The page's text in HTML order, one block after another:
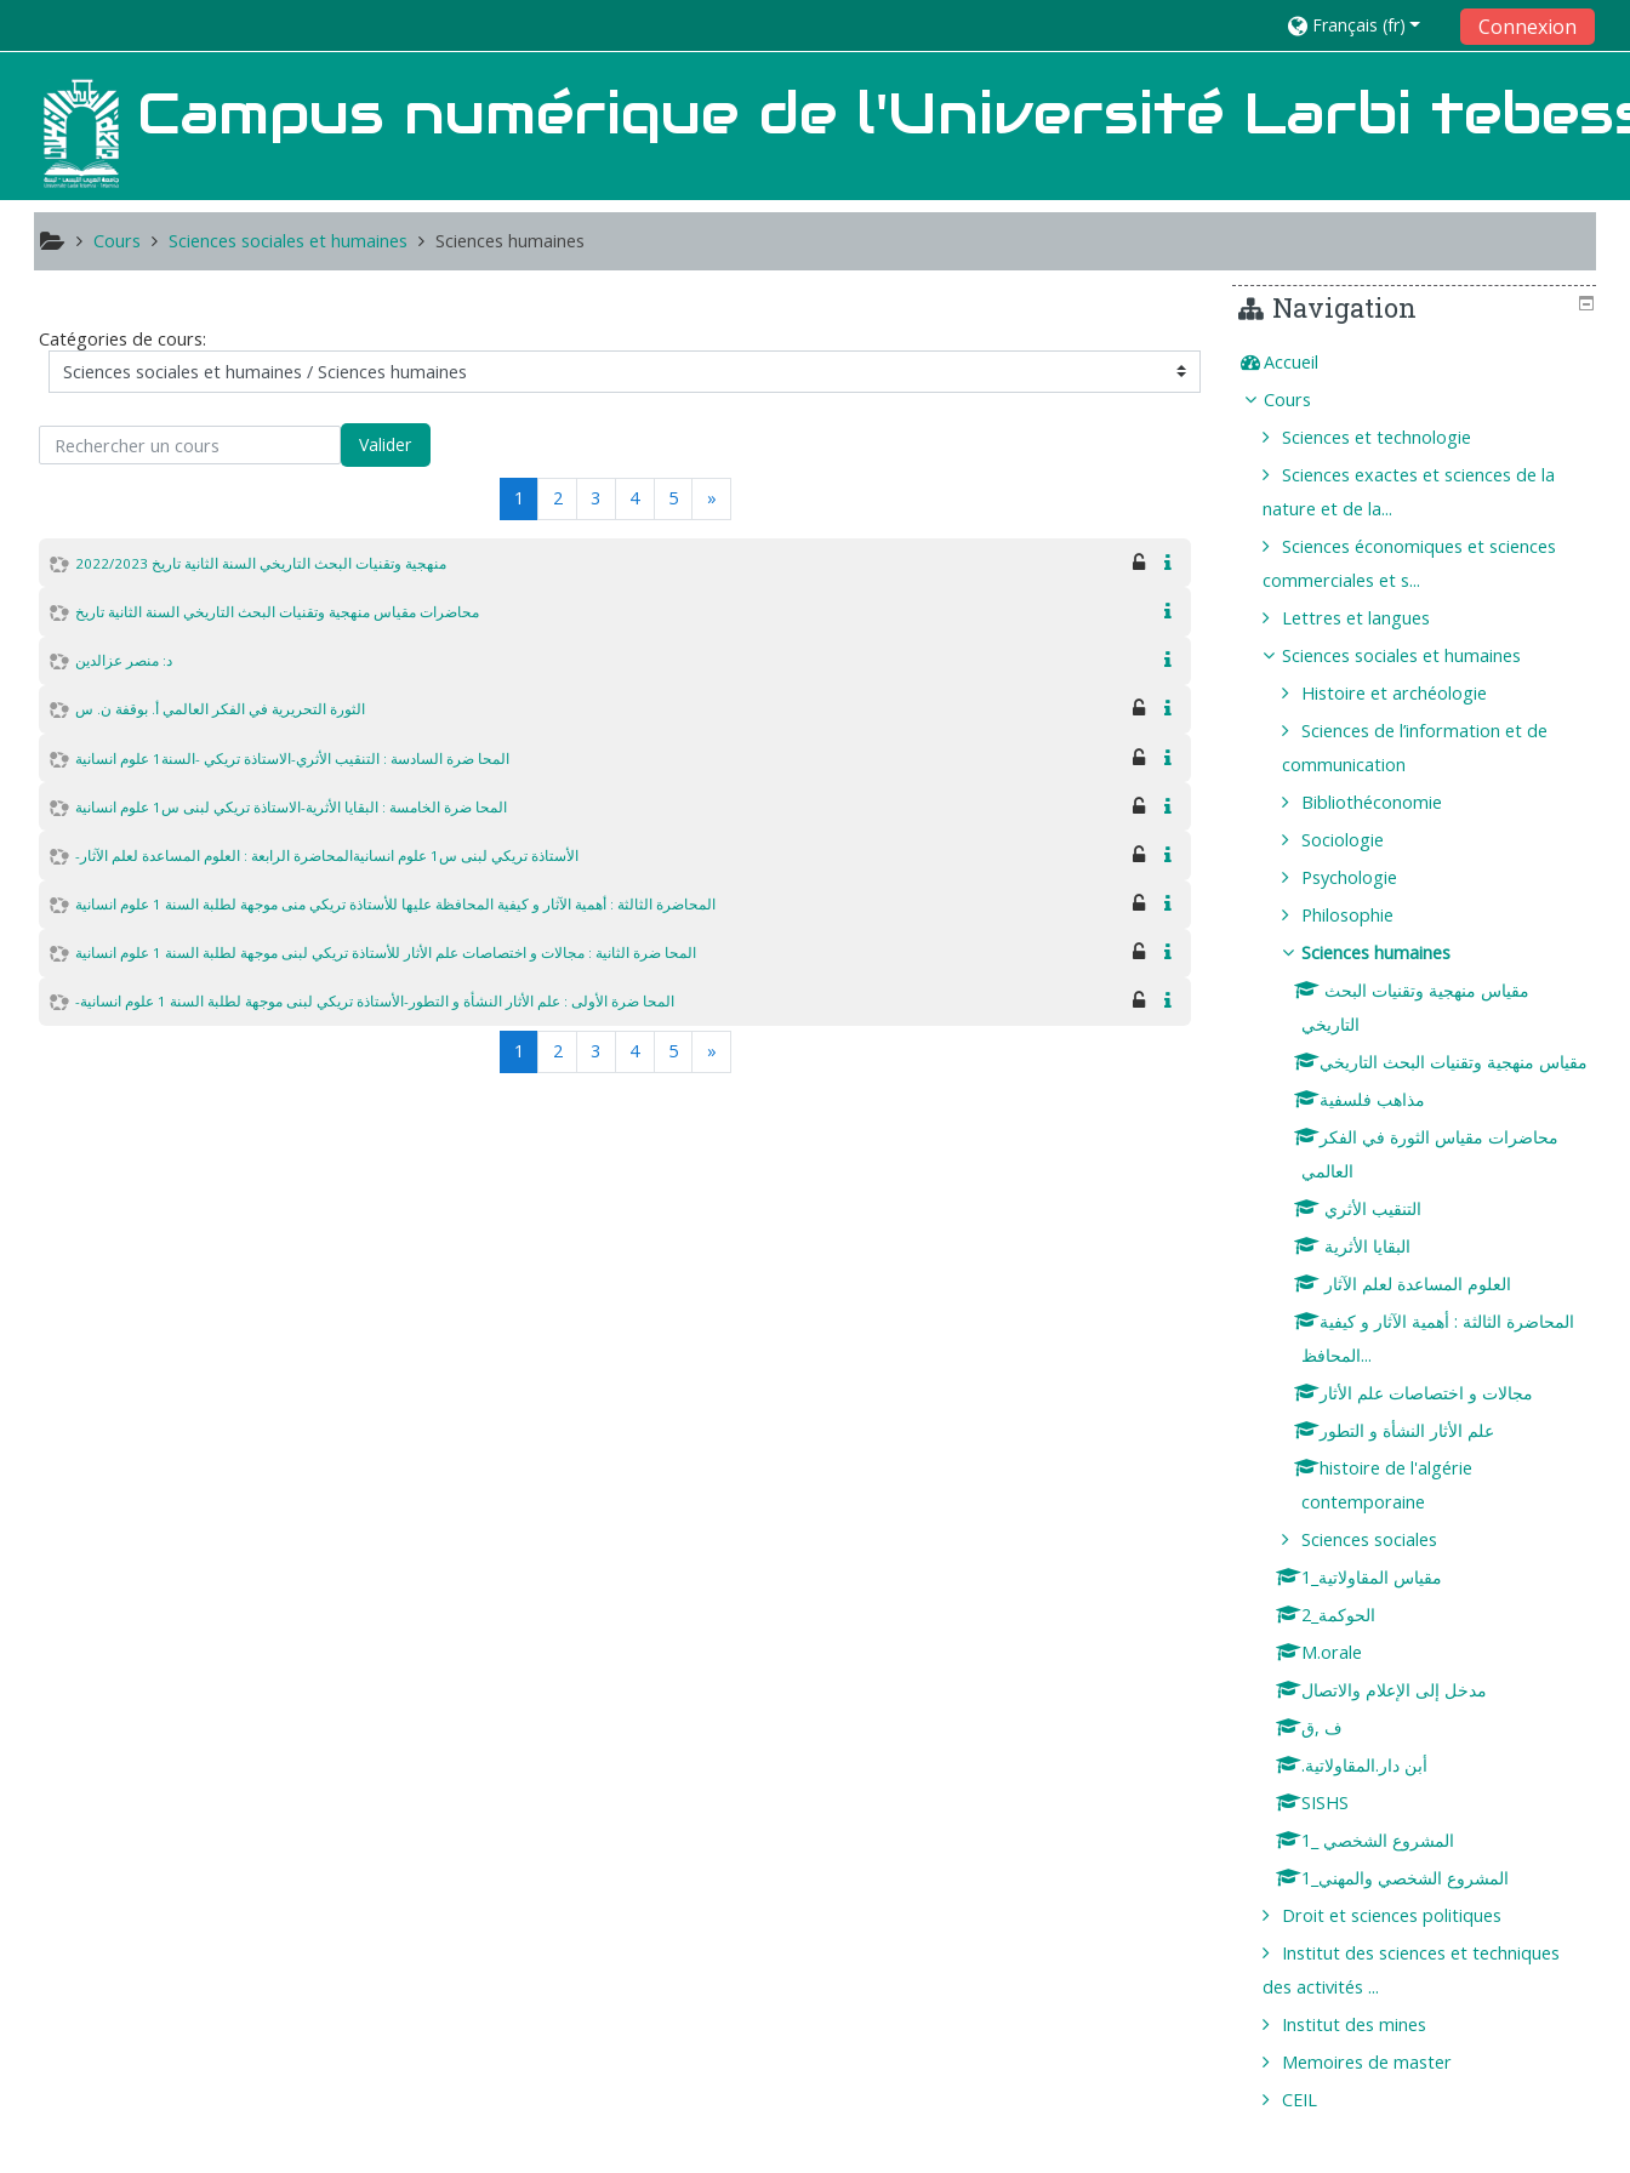
Français ‎(fr)‎ Connexion
Campus numérique de l'Université Larbi
Cours Sciences sociales et humaines Sciences humaines
Catégories de cours:
un cours Valider
1 (actuel)
2 3 4 5 »Suivant
منهجية وتقنيات البحث التاريخي السنة الثانية تاريخ 2022/2023
محاضرات مقياس منهجية وتقنيات البحث التاريخي السنة الثانية تاريخ
د: منصر عزالدين
الثورة التحريرية في الفكر العالمي أ. بوقفة ن. س
المحا ضرة السادسة : التنقیب الأثري-الاستاذة تريكي -السنة1 علوم انسانية
المحا ضرة الخامسة : البقایا الأثریة-الاستاذة تريكي لبنى س1 علوم انسانية
-الأستاذة تريكي لبنى س1 علوم انسانيةالمحاضرة الرابعة : العلوم المساعدة لعلم الآثار
المحاضرة الثالثة : أهمية الآثار و كيفية المحافظة عليها للأستاذة تريكي منى موجهة لطلبة السنة 1 علوم انسانية
المحا ضرة الثانیة : مجالات و اختصاصات علم الأثار للأستاذة تريكي لبنى موجهة لطلبة السنة 1 علوم انسانية
-المحا ضرة الأولى : علم الأثار النشأة و التطور-الأستاذة تريكي لبنى موجهة لطلبة السنة 1 علوم انسانية
1 (actuel)
2 3 4 5 »Suivant
Navigation
Accueil
Cours
Sciences et technologie
Sciences exactes et sciences de la
nature et de la...
Sciences économiques et sciences
commerciales et s...
Lettres et langues
Sciences sociales et humaines
Histoire et archéologie
Sciences de l’information et de
communication
Bibliothéconomie
Sociologie
Psychologie
Philosophie
Sciences humaines
مقياس منهجية وتقنيات البحث
التاريخي
مقياس منهجية وتقنيات البحث التاريخي
مذاهب فلسفية
محاضرات مقياس الثورة في الفكر
العالمي
التنقیب الأثري
البقایا الأثریة
العلوم المساعدة لعلم الآثار
المحاضرة الثالثة : أهمية الآثار و كيفية
المحافظ...
مجالات و اختصاصات علم الأثار
علم الأثار النشأة و التطور
histoire de l'algérie
contemporaine
Sciences sociales
مقياس المقاولاتية_1
الحوكمة_2
M.orale
مدخل إلى الإعلام والاتصال
ف ,ق
.أبن دار.المقاولاتية
SISHS
المشروع الشخصي _1
المشروع الشخصي والمهني_1
Droit et sciences politiques
Institut des sciences et techniques
des activités ...
Institut des mines
Memoires de master
CEIL